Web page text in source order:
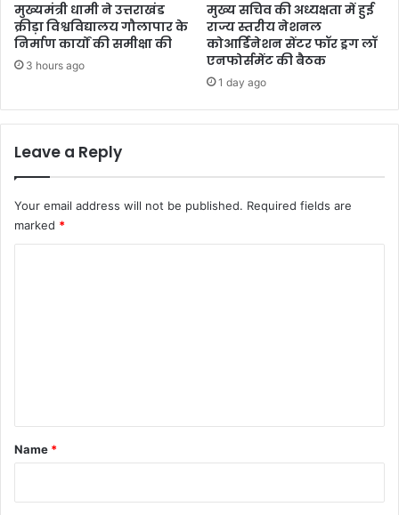
मुख्यमंत्री धामी ने उत्तराखंड
क्रीड़ा विश्वविद्यालय गौलापार के
निर्माण कार्यों की समीक्षा की
3 hours ago
मुख्य सचिव की अध्यक्षता में हुई
राज्य स्तरीय नेशनल
कोआर्डिनेशन सेंटर फॉर ड्रग लॉ
एनफोर्समेंट की बैठक
1 day ago
Leave a Reply
Your email address will not be published. Required fields are
marked *
*
Name *